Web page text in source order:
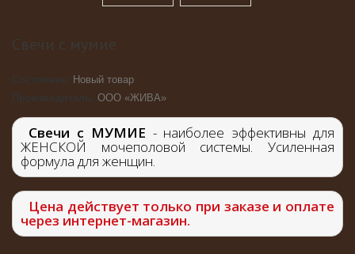
Свечи с мумие
Состояние:
Новый товар
ООО «ЖИВА»
Свечи с МУМИЕ - наиболее эффективны для
ЖЕНСКОЙ мочеполовой системы. Усиленная
формула для женщин.
Цена действует только при заказе и оплате
через интернет-магазин.